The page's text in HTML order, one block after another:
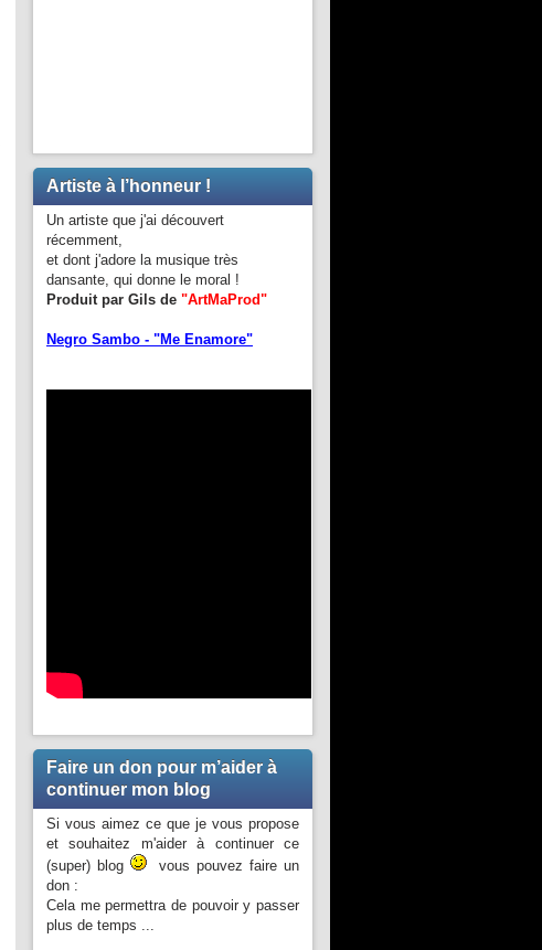
Artiste à l’honneur !
Un artiste que j'ai découvert
récemment,
et dont j'adore la musique très
dansante, qui donne le moral !
Produit par Gils de "ArtMaProd"
Negro Sambo - "Me Enamore"
Faire un don pour m’aider à
continuer mon blog
Si vous aimez ce que je vous propose
et souhaitez m'aider à continuer ce
(super) blog
vous pouvez faire un
don :
Cela me permettra de pouvoir y passer
plus de temps ...